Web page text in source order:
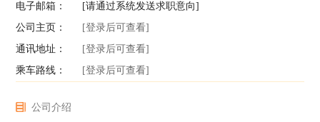
电子邮箱：
[请通过系统发送求职意向]
公司主页：
[登录后可查看]
通讯地址：
[登录后可查看]
乘车路线：
[登录后可查看]
公司介绍